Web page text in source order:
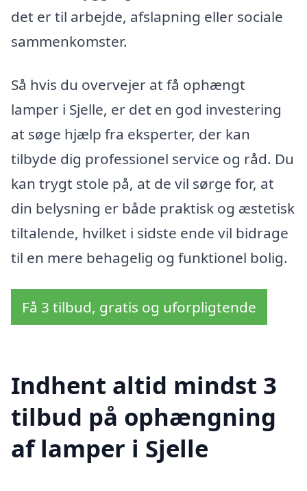
det er til arbejde, afslapning eller sociale
sammenkomster.
Så hvis du overvejer at få ophængt
lamper i Sjelle, er det en god investering
at søge hjælp fra eksperter, der kan
tilbyde dig professionel service og råd. Du
kan trygt stole på, at de vil sørge for, at
din belysning er både praktisk og æstetisk
tiltalende, hvilket i sidste ende vil bidrage
til en mere behagelig og funktionel bolig.
Få 3 tilbud, gratis og uforpligtende
Indhent altid mindst 3
tilbud på ophængning
af lamper i Sjelle